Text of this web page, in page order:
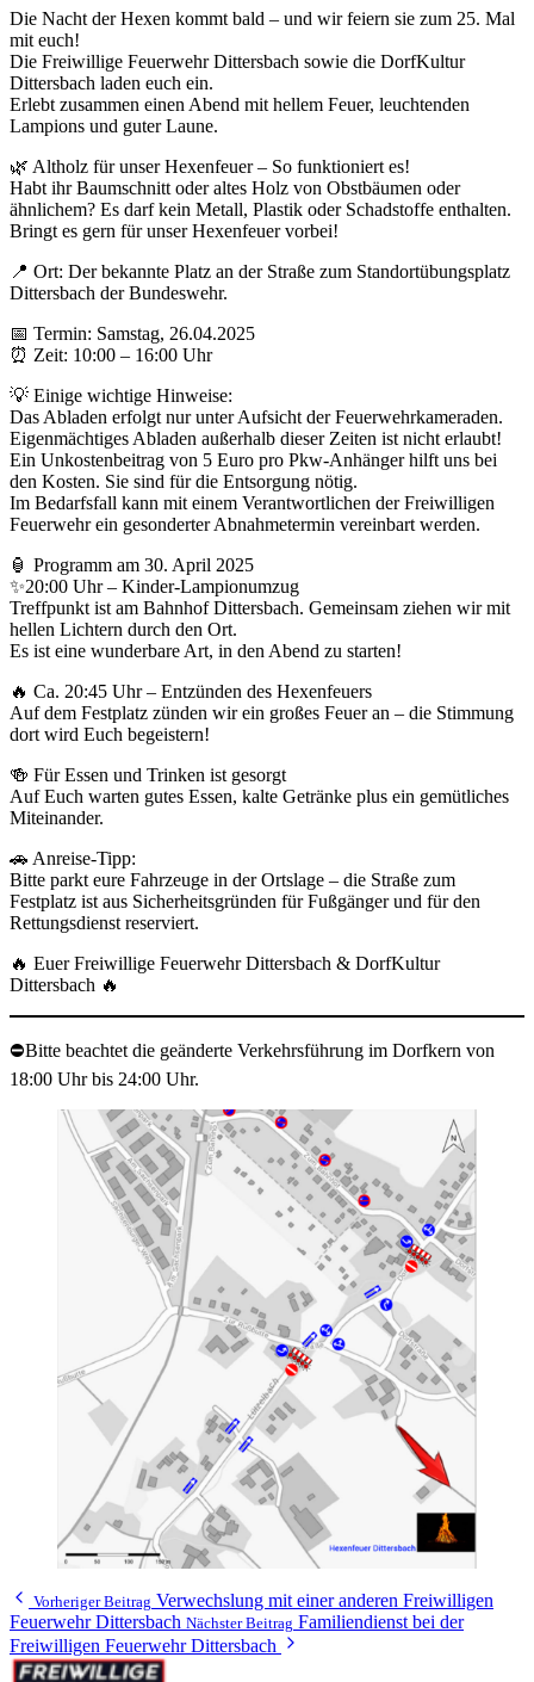
Die Nacht der Hexen kommt bald – und wir feiern sie zum 25. Mal
mit euch!
Die Freiwillige Feuerwehr Dittersbach sowie die DorfKultur
Dittersbach laden euch ein.
Erlebt zusammen einen Abend mit hellem Feuer, leuchtenden
Lampions und guter Laune.
🌿 Altholz für unser Hexenfeuer – So funktioniert es!
Habt ihr Baumschnitt oder altes Holz von Obstbäumen oder
ähnlichem? Es darf kein Metall, Plastik oder Schadstoffe enthalten.
Bringt es gern für unser Hexenfeuer vorbei!
📍 Ort: Der bekannte Platz an der Straße zum Standortübungsplatz
Dittersbach der Bundeswehr.
📅 Termin: Samstag, 26.04.2025
⏰ Zeit: 10:00 – 16:00 Uhr
💡 Einige wichtige Hinweise:
Das Abladen erfolgt nur unter Aufsicht der Feuerwehrkameraden.
Eigenmächtiges Abladen außerhalb dieser Zeiten ist nicht erlaubt!
Ein Unkostenbeitrag von 5 Euro pro Pkw-Anhänger hilft uns bei
den Kosten. Sie sind für die Entsorgung nötig.
Im Bedarfsfall kann mit einem Verantwortlichen der Freiwilligen
Feuerwehr ein gesonderter Abnahmetermin vereinbart werden.
🏮 Programm am 30. April 2025
✨20:00 Uhr – Kinder-Lampionumzug
Treffpunkt ist am Bahnhof Dittersbach. Gemeinsam ziehen wir mit
hellen Lichtern durch den Ort.
Es ist eine wunderbare Art, in den Abend zu starten!
🔥 Ca. 20:45 Uhr – Entzünden des Hexenfeuers
Auf dem Festplatz zünden wir ein großes Feuer an – die Stimmung
dort wird Euch begeistern!
🍻 Für Essen und Trinken ist gesorgt
Auf Euch warten gutes Essen, kalte Getränke plus ein gemütliches
Miteinander.
🚗 Anreise-Tipp:
Bitte parkt eure Fahrzeuge in der Ortslage – die Straße zum
Festplatz ist aus Sicherheitsgründen für Fußgänger und für den
Rettungsdienst reserviert.
🔥 Euer Freiwillige Feuerwehr Dittersbach & DorfKultur
Dittersbach 🔥
⛔Bitte beachtet die geänderte Verkehrsführung im Dorfkern von
18:00 Uhr bis 24:00 Uhr.
Vorheriger Beitrag Verwechslung mit einer anderen Freiwilligen
Feuerwehr Dittersbach Nächster Beitrag Familiendienst bei der
Freiwilligen Feuerwehr Dittersbach